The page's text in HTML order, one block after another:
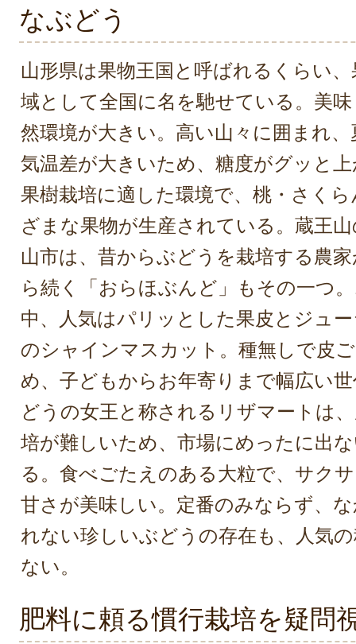
なぶどう
山形県は果物王国と呼ばれるくらい
域として全国に名を馳せている。美
然環境が大きい。高い山々に囲まれ
気温差が大きいため、糖度がグッと
果樹栽培に適した環境で、桃・さく
ざまな果物が生産されている。蔵王
山市は、昔からぶどうを栽培する農
ら続く「おらほぶんど」もその一つ
中、人気はパリッとした果皮とジュ
のシャインマスカット。種無しで皮
め、子どもからお年寄りまで幅広い
どうの女王と称されるリザマートは
培が難しいため、市場にめったに出
る。食べごたえのある大粒で、サク
甘さが美味しい。定番のみならず、
れない珍しいぶどうの存在も、人気
ない。
肥料に頼る慣行栽培を疑問